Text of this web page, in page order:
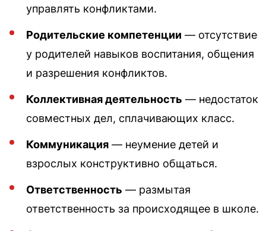
управлять конфликтами.
Родительские компетенции — отсутствие
у родителей навыков воспитания, общения
и разрешения конфликтов.
Коллективная деятельность — недостаток
совместных дел, сплачивающих класс.
Коммуникация — неумение детей и
взрослых конструктивно общаться.
Ответственность — размытая
ответственность за происходящее в школе.